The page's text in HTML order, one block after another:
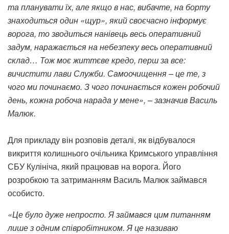
та планувати їх, але якщо в нас, вибачте, на борту
знаходиться один «щур», який своєчасно інформує
ворога, то зводиться нанівець весь оперативний
задум, наражається на небезпеку весь оперативний
склад… Тож моє життєве кредо, перш за все:
вичистити лави Служби. Самоочищення – це те, з
чого ми починаємо. З чого починається кожен робочий
день, кожна робоча нарада у мене», – зазначив Василь
Малюк.
Для прикладу він розповів деталі, як відбувалося
викриття колишнього очільника Кримського управління
СБУ Кулініча, який працював на ворога. Його
розробкою та затриманням Василь Малюк займався
особисто.
«Це було дуже непросто. Я займався цим питанням
лише з одним співробітником. Я це називаю